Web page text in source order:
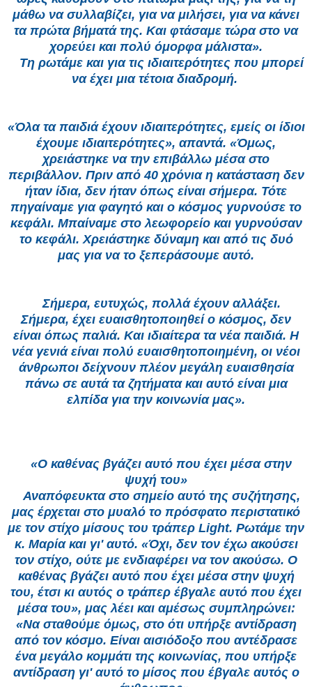
μάθω να συλλαβίζει, για να μιλήσει, για να κάνει
τα πρώτα βήματά της. Και φτάσαμε τώρα στο να
χορεύει και πολύ όμορφα μάλιστα».
Τη ρωτάμε και για τις ιδιαιτερότητες που μπορεί
να έχει μια τέτοια διαδρομή.
«Όλα τα παιδιά έχουν ιδιαιτερότητες, εμείς οι ίδιοι
έχουμε ιδιαιτερότητες», απαντά. «Όμως,
χρειάστηκε να την επιβάλλω μέσα στο
περιβάλλον. Πριν από 40 χρόνια η κατάσταση δεν
ήταν ίδια, δεν ήταν όπως είναι σήμερα. Τότε
πηγαίναμε για φαγητό και ο κόσμος γυρνούσε το
κεφάλι. Μπαίναμε στο λεωφορείο και γυρνούσαν
το κεφάλι. Χρειάστηκε δύναμη και από τις δυό
μας για να το ξεπεράσουμε αυτό.
Σήμερα, ευτυχώς, πολλά έχουν αλλάξει.
Σήμερα, έχει ευαισθητοποιηθεί ο κόσμος, δεν
είναι όπως παλιά. Και ιδιαίτερα τα νέα παιδιά. Η
νέα γενιά είναι πολύ ευαισθητοποιημένη, οι νέοι
άνθρωποι δείχνουν πλέον μεγάλη ευαισθησία
πάνω σε αυτά τα ζητήματα και αυτό είναι μια
ελπίδα για την κοινωνία μας».
«Ο καθένας βγάζει αυτό που έχει μέσα στην
ψυχή του»
Αναπόφευκτα στο σημείο αυτό της συζήτησης,
μας έρχεται στο μυαλό το πρόσφατο περιστατικό
με τον στίχο μίσους του τράπερ Light. Ρωτάμε την
κ. Μαρία και γι' αυτό. «Όχι, δεν τον έχω ακούσει
τον στίχο, ούτε με ενδιαφέρει να τον ακούσω. Ο
καθένας βγάζει αυτό που έχει μέσα στην ψυχή
του, έτσι κι αυτός ο τράπερ έβγαλε αυτό που έχει
μέσα του», μας λέει και αμέσως συμπληρώνει:
«Να σταθούμε όμως, στο ότι υπήρξε αντίδραση
από τον κόσμο. Είναι αισιόδοξο που αντέδρασε
ένα μεγάλο κομμάτι της κοινωνίας, που υπήρξε
αντίδραση γι' αυτό το μίσος που έβγαλε αυτός ο